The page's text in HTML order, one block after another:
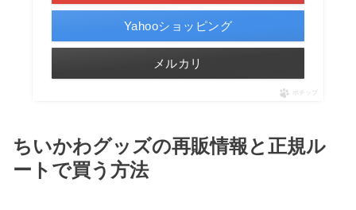
Yahooショッピング
メルカリ
ポチップ
ちいかわグッズの再販情報と正規ル
ートで買う方法